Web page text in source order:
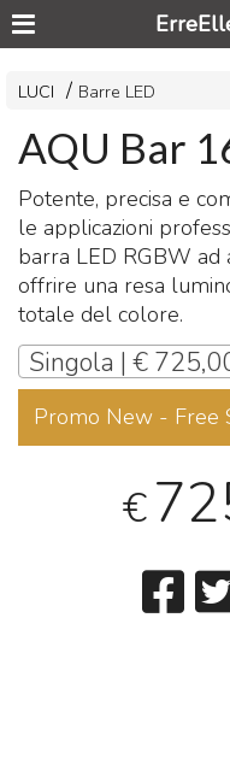
LUCI Barre LED
AQU Bar
Potente, precisa e
le applicazioni
barra LED RGBW ad
offrire una resa
totale del colore.
Singola | €
Promo New - Free
€